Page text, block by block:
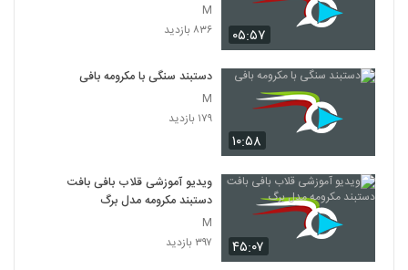
۰۵:۵۷
M
۸۳۶ بازدید
۱۰:۵۸
دستبند سنگی با مکرومه بافی
M
۱۷۹ بازدید
۴۵:۰۷
ویدیو آموزشی قلاب بافی بافت
دستبند مکرومه مدل برگ
M
۳۹۷ بازدید